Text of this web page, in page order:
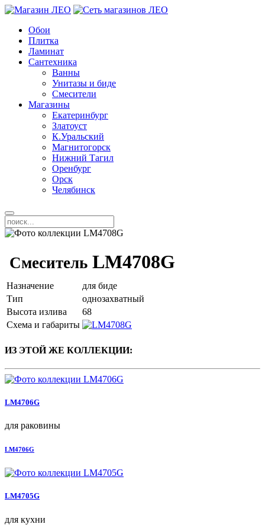
Обои
Плитка
Ламинат
Сантехника
Ванны
Унитазы и биде
Смесители
Магазины
Екатеринбург
Златоуст
К.Уральский
Магнитогорск
Нижний Тагил
Оренбург
Орск
Челябинск
Смеситель LM4708G
Назначение
для биде
Тип
однозахватный
Высота излива
68
Схема и габариты
ИЗ ЭТОЙ ЖЕ КОЛЛЕКЦИИ:
LM4706G
для раковины
LM4706G
LM4705G
для кухни